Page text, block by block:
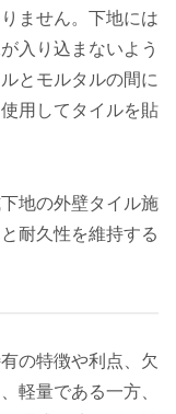
ません。下地には
入り込まないよう
とモルタルの間に
用してタイルを貼
地の外壁タイル施
耐久性を維持する
の特徴や利点、欠
軽量である一方、